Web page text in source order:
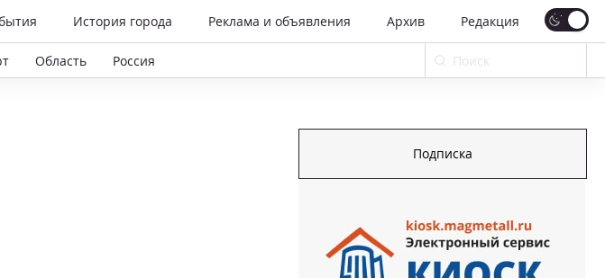
История города Реклама и объявления Архив Редакция
Область Россия
Подписка